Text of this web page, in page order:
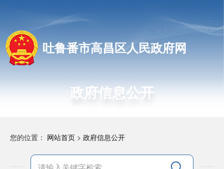
吐鲁番市高昌区人民政府网
政府信息公开
您的位置： 网站首页 > 政府信息公开